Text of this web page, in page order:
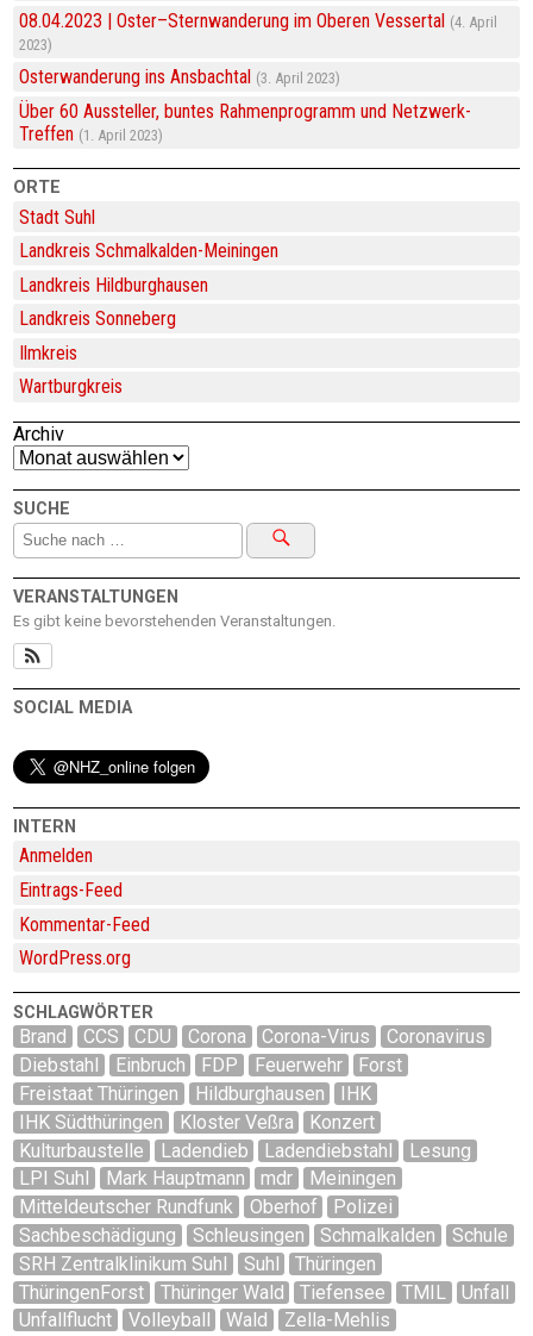
08.04.2023 | Oster–Sternwanderung im Oberen Vessertal 4. April
2023
Osterwanderung ins Ansbachtal 3. April 2023
Über 60 Aussteller, buntes Rahmenprogramm und Netzwerk-
Treffen
1. April 2023
ORTE
Stadt Suhl
Landkreis Schmalkalden-Meiningen
Landkreis Hildburghausen
Landkreis Sonneberg
Ilmkreis
Wartburgkreis
Archiv
SUCHE
VERANSTALTUNGEN
Es gibt keine bevorstehenden Veranstaltungen.
SOCIAL MEDIA
INTERN
Anmelden
Eintrags-Feed
Kommentar-Feed
WordPress.org
SCHLAGWÖRTER
Brand CCS CDU Corona Corona-Virus
Coronavirus
Diebstahl
Einbruch FDP Feuerwehr
Forst
Freistaat Thüringen
Hildburghausen
IHK
IHK Südthüringen
Kloster Veßra
Konzert
Kulturbaustelle
Ladendieb Ladendiebstahl
Lesung
LPI Suhl
Mark Hauptmann mdr
Meiningen
Mitteldeutscher Rundfunk
Oberhof
Polizei
Sachbeschädigung
Schleusingen Schmalkalden
Schule
SRH Zentralklinikum Suhl
Suhl
Thüringen
ThüringenForst
Thüringer Wald Tiefensee TMIL
Unfall
Unfallflucht
Volleyball Wald
Zella-Mehlis